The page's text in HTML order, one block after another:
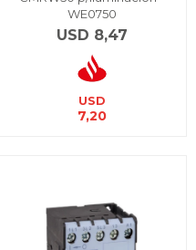
WE0750
USD 8,47
USD
7,20